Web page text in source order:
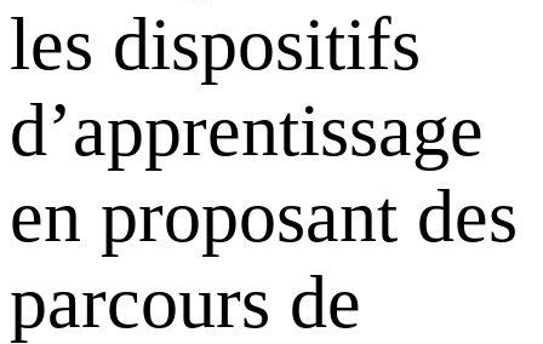
les dispositifs
d’apprentissage
en proposant des
parcours de